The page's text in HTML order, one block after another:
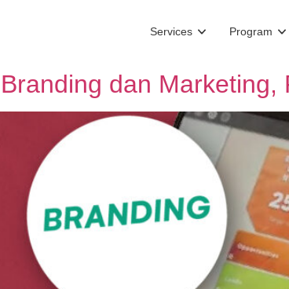
Services Program
dan Marketing,